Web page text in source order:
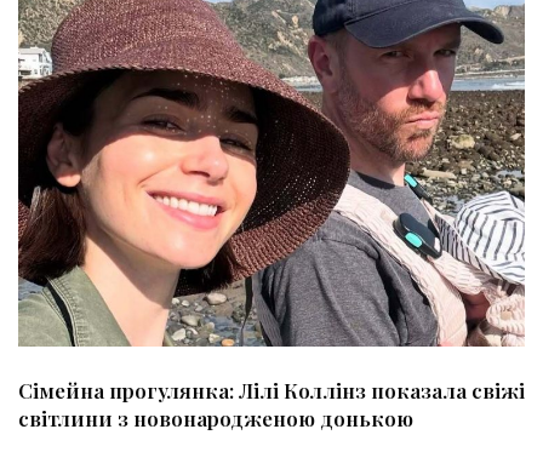
Сімейна прогулянка: Лілі Коллінз показала свіжі
світлини з новонародженою донькою